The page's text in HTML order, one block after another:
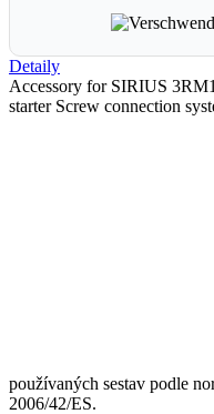
Detaily
Accessory for SIRIUS
starter Screw connection
používaných sestav podle
2006/42/ES.